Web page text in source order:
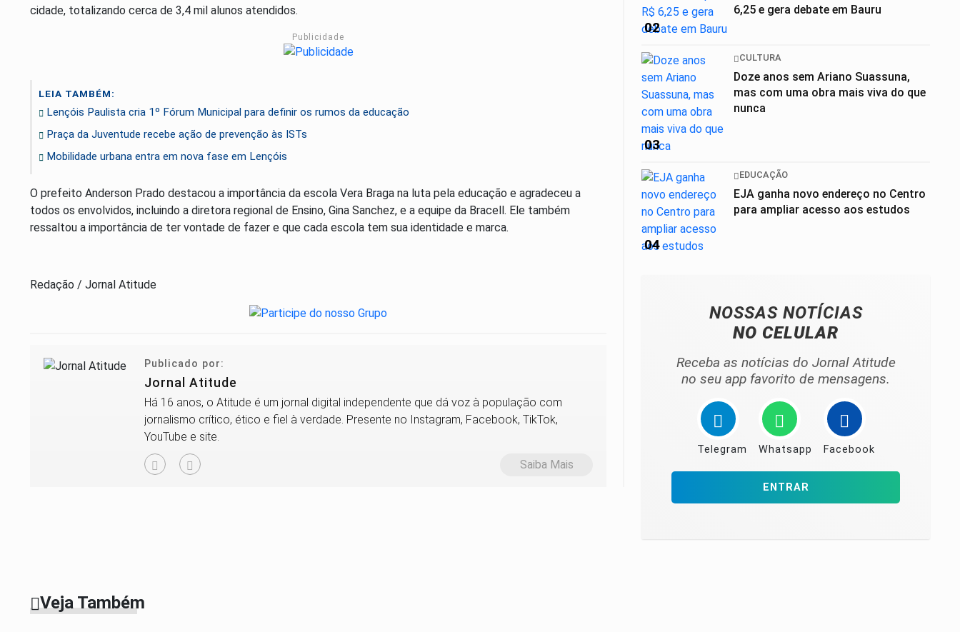
cidade, totalizando cerca de 3,4 mil alunos atendidos.
Publicidade
LEIA TAMBÉM:
Lençóis Paulista cria 1º Fórum Municipal para definir os rumos da educação
Praça da Juventude recebe ação de prevenção às ISTs
Mobilidade urbana entra em nova fase em Lençóis
O prefeito Anderson Prado destacou a importância da escola Vera Braga na luta pela educação e agradeceu a
todos os envolvidos, incluindo a diretora regional de Ensino, Gina Sanchez, e a equipe da Bracell. Ele também
ressaltou a importância de ter vontade de fazer e que cada escola tem sua identidade e marca.
Redação / Jornal Atitude
Publicado por:
Jornal Atitude
Há 16 anos, o Atitude é um jornal digital independente que dá voz à população com
jornalismo crítico, ético e fiel à verdade. Presente no Instagram, Facebook, TikTok,
YouTube e site.
Saiba Mais
02
6,25 e gera debate em Bauru
03
CULTURA
Doze anos sem Ariano Suassuna,
mas com uma obra mais viva do que
nunca
04
EDUCAÇÃO
EJA ganha novo endereço no Centro
para ampliar acesso aos estudos
NOSSAS NOTÍCIAS
NO CELULAR
Receba as notícias do Jornal Atitude
no seu app favorito de mensagens.
Telegram Whatsapp Facebook
ENTRAR
Veja Também